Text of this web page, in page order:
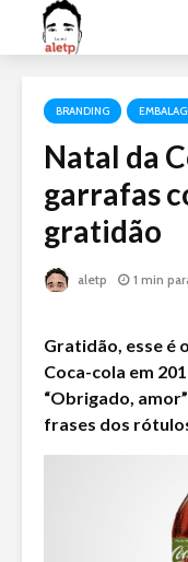
BRANDING
Natal da
garrafas
gratidão
aletp 1 min
Gratidão, esse é
Coca-cola em
“Obrigado,
frases dos